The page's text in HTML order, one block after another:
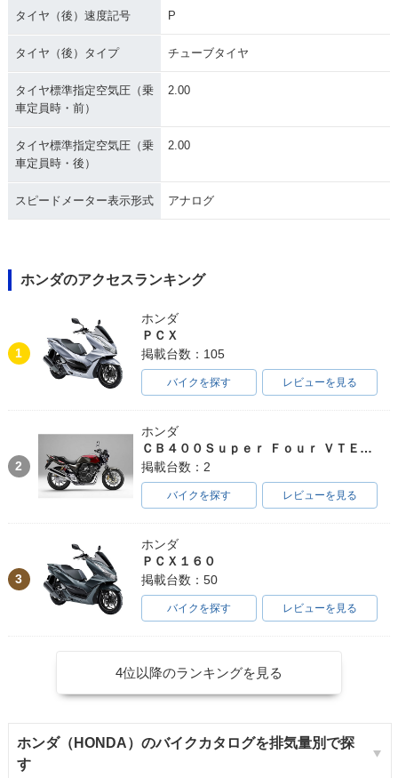
タイヤ（後）速度記号 P
タイヤ（後）タイプ チューブタイヤ
タイヤ標準指定空気圧（乗
車定員時・前）
2.00
タイヤ標準指定空気圧（乗
車定員時・後）
2.00
スピードメーター表示形式 アナログ
ホンダのアクセスランキング
1
ホンダ
ＰＣＸ
掲載台数：105
バイクを探す レビューを見る
2
ホンダ
ＣＢ４００Ｓｕｐｅｒ Ｆｏｕｒ ＶＴＥＣ ＳＰＥＣ３
掲載台数：2
バイクを探す レビューを見る
3
ホンダ
ＰＣＸ１６０
掲載台数：50
バイクを探す レビューを見る
4位以降のランキングを見る
ホンダ（HONDA）のバイクカタログを排気量別で探
す